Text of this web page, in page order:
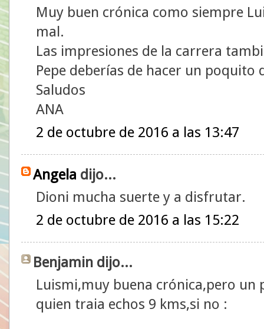
Muy buen crónica como siempre
mal.
Las impresiones de la carrera
Pepe deberías de hacer un poquito
Saludos
ANA
2 de octubre de 2016 a las 13:47
Angela dijo...
Dioni mucha suerte y a disfrutar.
2 de octubre de 2016 a las 15:22
Benjamin dijo...
Luismi,muy buena crónica,pero un
quien traia echos 9 kms,si no :